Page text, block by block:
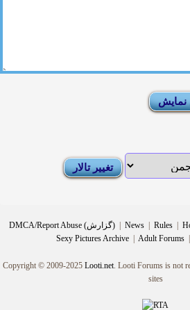
DMCA/Report Abuse (گزارش) News Rules
Sexy Pictures Archive
Adult Forums
Copyright © 2009-2025 Looti.net. Looti Forums is not
sites